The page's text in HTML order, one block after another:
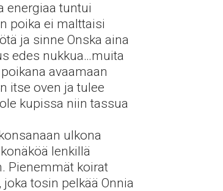
energiaa tuntui
poika ei malttaisi
ja sinne Onska aina
edes nukkua…muita
avaamaan
itse oven ja tulee
kupissa niin tassua
ulkona
lenkillä
Pienemmät koirat
tosin pelkää Onnia